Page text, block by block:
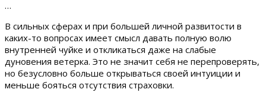
…
В сильных сферах и при большей личной развитости в
каких-то вопросах имеет смысл давать полную волю
внутренней чуйке и откликаться даже на слабые
дуновения ветерка. Это не значит себя не перепроверять,
но безусловно больше открываться своей интуиции и
меньше бояться отсутствия страховки.